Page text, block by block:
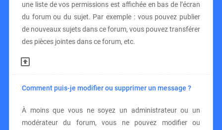
une liste de vos permissions est affichée en bas de l’écran
du forum ou du sujet. Par exemple : vous pouvez publier
de nouveaux sujets dans ce forum, vous pouvez transférer
des pièces jointes dans ce forum, etc.
Comment puis-je modifier ou supprimer un message ?
À moins que vous ne soyez un administrateur ou un
modérateur du forum, vous ne pouvez modifier ou